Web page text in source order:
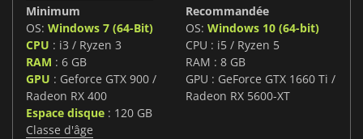
Minimum
OS: Windows 7 (64-Bit)
CPU : i3 / Ryzen 3
RAM : 6 GB
GPU : Geforce GTX 900 /
Radeon RX 400
Espace disque : 120 GB
Recommandée
OS: Windows 10 (64-bit)
CPU : i5 / Ryzen 5
RAM : 8 GB
GPU : GeForce GTX 1660 Ti /
Radeon RX 5600-XT
Classe d'âge